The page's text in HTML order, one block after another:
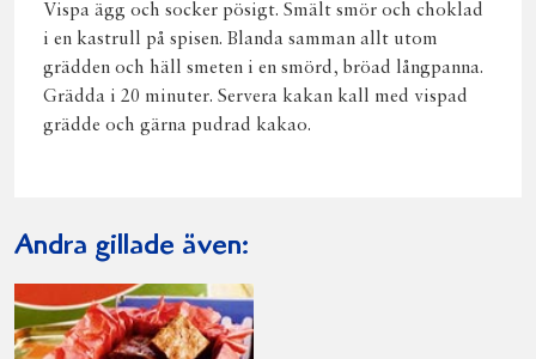
Vispa ägg och socker pösigt. Smält smör och choklad
i en kastrull på spisen. Blanda samman allt utom
grädden och häll smeten i en smörd, bröad långpanna.
Grädda i 20 minuter. Servera kakan kall med vispad
grädde och gärna pudrad kakao.
Andra gillade även: